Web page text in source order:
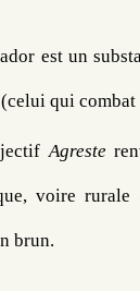
est un
qui combat
Agreste
voire
brun.